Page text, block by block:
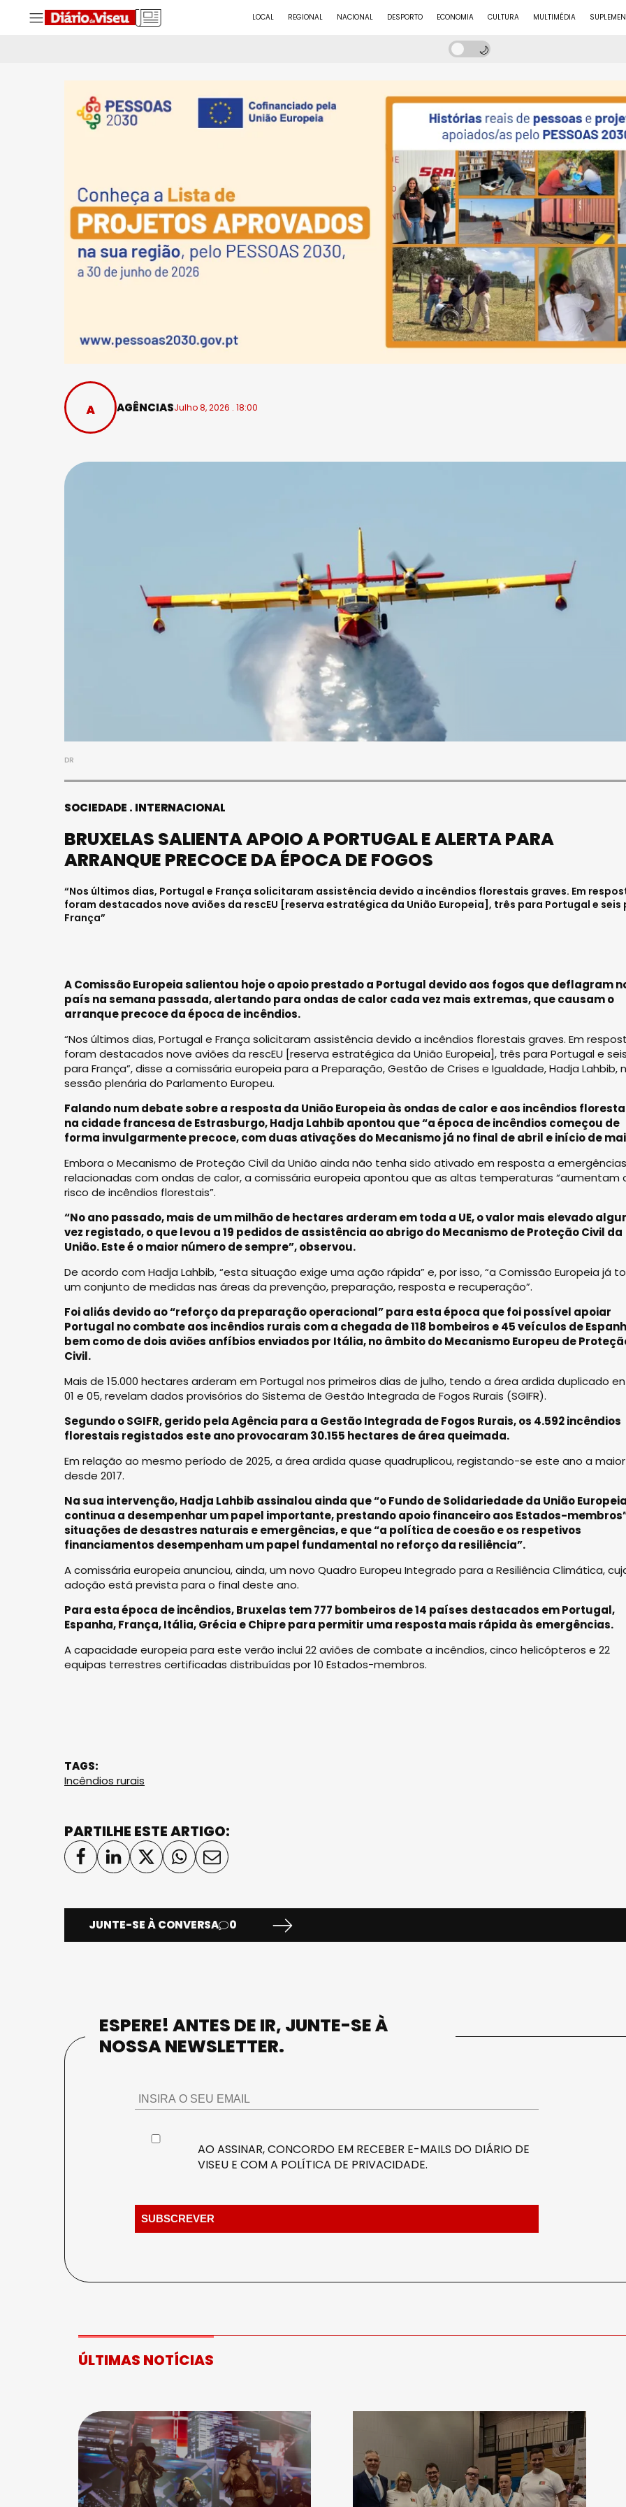
LOCAL REGIONAL NACIONAL DESPORTO ECONOMIA CULTURA MULTIMÉDIA
AGÊNCIASJulho 8, 2026 . 18:00
DR
SOCIEDADE INTERNACIONAL
BRUXELAS SALIENTA APOIO A PORTUGAL E ALERTA PARA
ARRANQUE PRECOCE DA ÉPOCA DE FOGOS
“Nos últimos dias, Portugal e França solicitaram assistência devido a incêndios florestais graves. Em
foram destacados nove aviões da rescEU [reserva estratégica da União Europeia], três para Portugal e seis
França”
A Comissão Europeia salientou hoje o apoio prestado a Portugal devido aos fogos que deflagram
país na semana passada, alertando para ondas de calor cada vez mais extremas, que causam o
arranque precoce da época de incêndios.
“Nos últimos dias, Portugal e França solicitaram assistência devido a incêndios florestais graves. Em
foram destacados nove aviões da rescEU [reserva estratégica da União Europeia], três para Portugal e
para França”, disse a comissária europeia para a Preparação, Gestão de Crises e Igualdade, Hadja Lahbib,
sessão plenária do Parlamento Europeu.
Falando num debate sobre a resposta da União Europeia às ondas de calor e aos incêndios
na cidade francesa de Estrasburgo, Hadja Lahbib apontou que “a época de incêndios começou de
forma invulgarmente precoce, com duas ativações do Mecanismo já no final de abril e início de
Embora o Mecanismo de Proteção Civil da União ainda não tenha sido ativado em resposta a emergências
relacionadas com ondas de calor, a comissária europeia apontou que as altas temperaturas “aumentam
risco de incêndios florestais”.
“No ano passado, mais de um milhão de hectares arderam em toda a UE, o valor mais elevado
vez registado, o que levou a 19 pedidos de assistência ao abrigo do Mecanismo de Proteção Civil da
União. Este é o maior número de sempre”, observou.
De acordo com Hadja Lahbib, “esta situação exige uma ação rápida” e, por isso, “a Comissão Europeia já
um conjunto de medidas nas áreas da prevenção, preparação, resposta e recuperação”.
Foi aliás devido ao “reforço da preparação operacional” para esta época que foi possível apoiar
Portugal no combate aos incêndios rurais com a chegada de 118 bombeiros e 45 veículos de
bem como de dois aviões anfíbios enviados por Itália, no âmbito do Mecanismo Europeu de
Civil.
Mais de 15.000 hectares arderam em Portugal nos primeiros dias de julho, tendo a área ardida duplicado
01 e 05, revelam dados provisórios do Sistema de Gestão Integrada de Fogos Rurais (SGIFR).
Segundo o SGIFR, gerido pela Agência para a Gestão Integrada de Fogos Rurais, os 4.592 incêndios
florestais registados este ano provocaram 30.155 hectares de área queimada.
Em relação ao mesmo período de 2025, a área ardida quase quadruplicou, registando-se este ano a maior
desde 2017.
Na sua intervenção, Hadja Lahbib assinalou ainda que “o Fundo de Solidariedade da União
continua a desempenhar um papel importante, prestando apoio financeiro aos Estados-
situações de desastres naturais e emergências, e que “a política de coesão e os respetivos
financiamentos desempenham um papel fundamental no reforço da resiliência”.
A comissária europeia anunciou, ainda, um novo Quadro Europeu Integrado para a Resiliência Climática,
adoção está prevista para o final deste ano.
Para esta época de incêndios, Bruxelas tem 777 bombeiros de 14 países destacados em Portugal,
Espanha, França, Itália, Grécia e Chipre para permitir uma resposta mais rápida às emergências.
A capacidade europeia para este verão inclui 22 aviões de combate a incêndios, cinco helicópteros e 22
equipas terrestres certificadas distribuídas por 10 Estados-membros.
TAGS:
Incêndios rurais
PARTILHE ESTE ARTIGO:
JUNTE-SE À CONVERSA 0
ESPERE! ANTES DE IR, JUNTE-SE À
NOSSA NEWSLETTER.
AO ASSINAR, CONCORDO EM RECEBER E-MAILS DO DIÁRIO DE
VISEU E COM A POLÍTICA DE PRIVACIDADE.
SOCIEDADE
FALECEU PAULA ALMEIDA,
JOVEM ENFERMEIRA NO
HOSPITAL DE VISEU
Julho 27, 2026 . 11:00
ÚLTIMAS NOTÍCIAS